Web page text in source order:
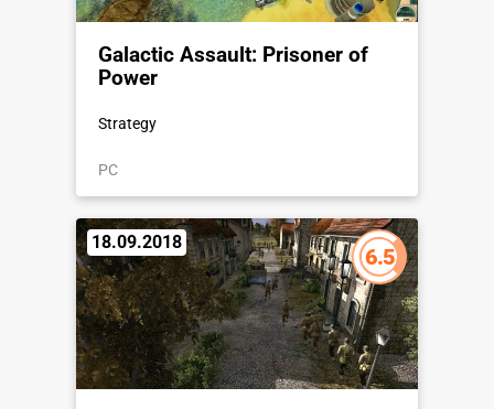
Galactic Assault: Prisoner of
Power
Strategy
PC
18.09.2018
6.5